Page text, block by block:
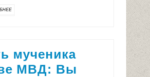
мученика
МВД: Вы